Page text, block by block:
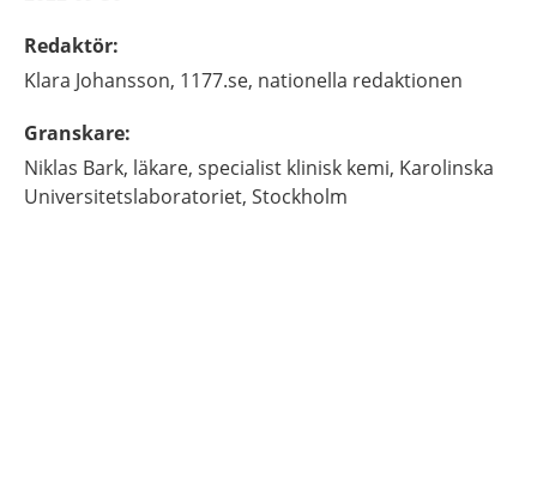
Redaktör:
Klara Johansson, 1177.se, nationella redaktionen
Granskare:
Niklas Bark, läkare, specialist klinisk kemi, Karolinska
Universitetslaboratoriet, Stockholm